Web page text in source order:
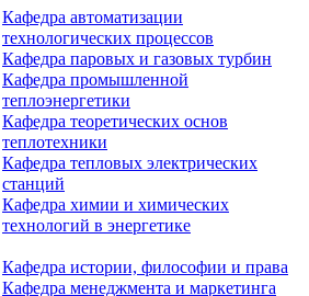
Кафедра автоматизации
технологических процессов
Кафедра паровых и газовых турбин
Кафедра промышленной
теплоэнергетики
Кафедра теоретических основ
теплотехники
Кафедра тепловых электрических
станций
Кафедра химии и химических
технологий в энергетике
Кафедра истории, философии и права
Кафедра менеджмента и маркетинга